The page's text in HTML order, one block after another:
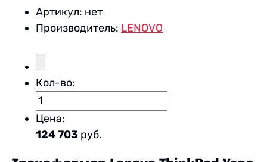
Артикул: нет
Производитель: LENOVO
Кол-во:
Цена:
124 703 руб.